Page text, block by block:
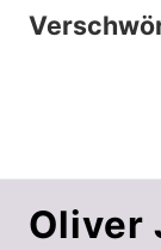
Menu
Zum
Zur
Oliver